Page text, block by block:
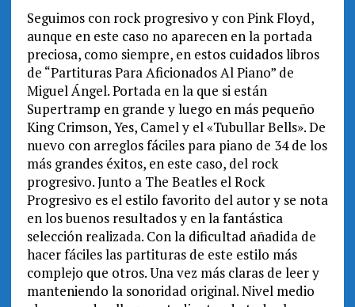
Seguimos con rock progresivo y con Pink Floyd,
aunque en este caso no aparecen en la portada
preciosa, como siempre, en estos cuidados libros
de “Partituras Para Aficionados Al Piano” de
Miguel Ángel. Portada en la que si están
Supertramp en grande y luego en más pequeño
King Crimson, Yes, Camel y el «Tubullar Bells». De
nuevo con arreglos fáciles para piano de 34 de los
más grandes éxitos, en este caso, del rock
progresivo. Junto a The Beatles el Rock
Progresivo es el estilo favorito del autor y se nota
en los buenos resultados y en la fantástica
selección realizada. Con la dificultad añadida de
hacer fáciles las partituras de este estilo más
complejo que otros. Una vez más claras de leer y
manteniendo la sonoridad original. Nivel medio